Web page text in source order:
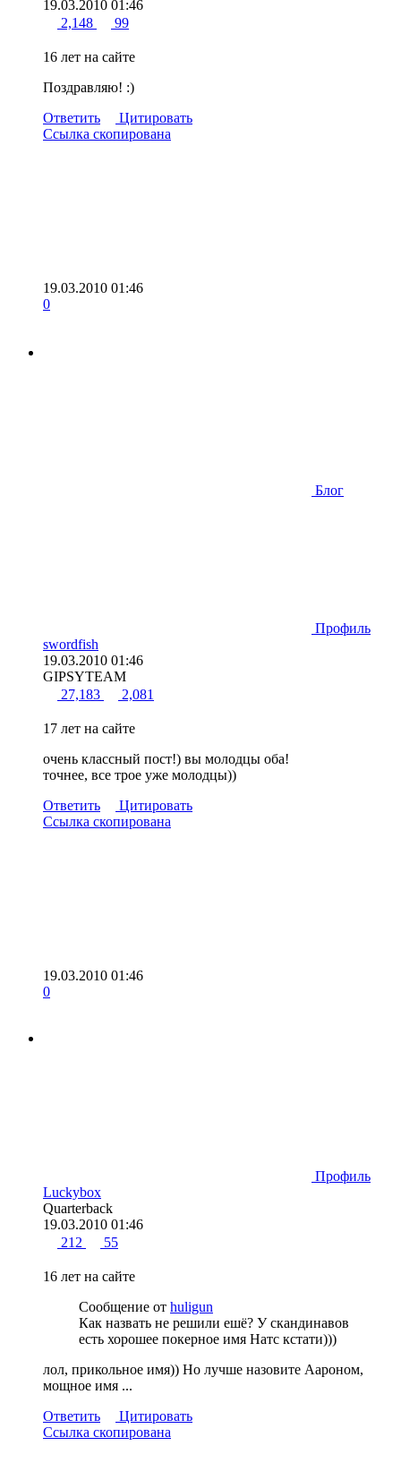
19.03.2010 01:46
2,148
99
16 лет на сайте
Поздравляю! :)
Ответить
Цитировать
Ссылка скопирована
19.03.2010 01:46
0
Блог
Профиль
swordfish
19.03.2010 01:46
GIPSYTEAM
27,183
2,081
17 лет на сайте
очень классный пост!) вы молодцы оба!
точнее, все трое уже молодцы))
Ответить
Цитировать
Ссылка скопирована
19.03.2010 01:46
0
Профиль
Luckybox
Quarterback
19.03.2010 01:46
212
55
16 лет на сайте
Сообщение от huligun
Как назвать не решили ешё? У скандинавов
есть хорошее покерное имя Натс кстати)))
лол, прикольное имя)) Но лучше назовите Аароном,
мощное имя ...
Ответить
Цитировать
Ссылка скопирована